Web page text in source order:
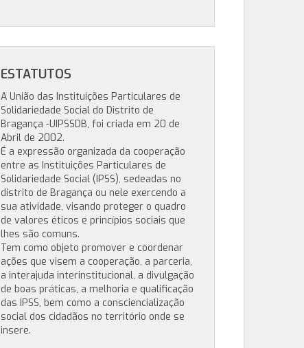
ESTATUTOS
A União das Instituições Particulares de
Solidariedade Social do Distrito de
Bragança -UIPSSDB, foi criada em 20 de
Abril de 2002.
É a expressão organizada da cooperação
entre as Instituições Particulares de
Solidariedade Social (IPSS), sedeadas no
distrito de Bragança ou nele exercendo a
sua atividade, visando proteger o quadro
de valores éticos e princípios sociais que
lhes são comuns.
Tem como objeto promover e coordenar
ações que visem a cooperação, a parceria,
a interajuda interinstitucional, a divulgação
de boas práticas, a melhoria e qualificação
das IPSS, bem como a consciencialização
social dos cidadãos no território onde se
insere.